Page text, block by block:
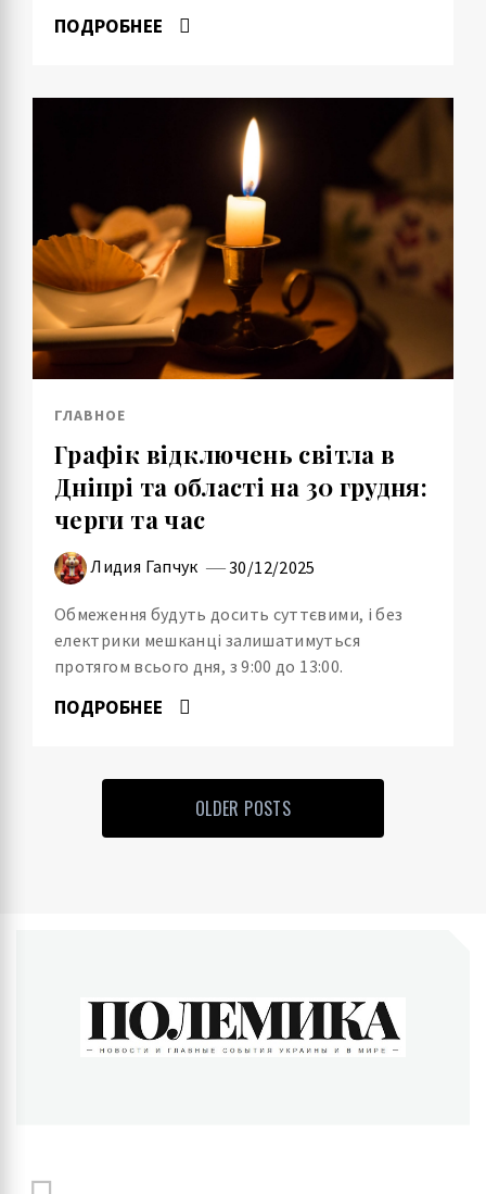
ПОДРОБНЕЕ
ГЛАВНОЕ
Графік відключень світла в
Дніпрі та області на 30 грудня:
черги та час
Лидия Гапчук 30/12/2025
Обмеження будуть досить суттєвими, і без
електрики мешканці залишатимуться
протягом всього дня, з 9:00 до 13:00.
ПОДРОБНЕЕ
OLDER POSTS